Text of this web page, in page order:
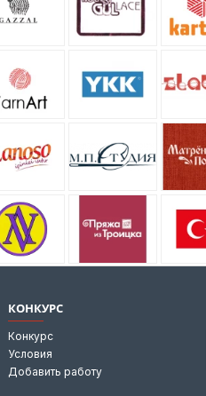
КОНКУРС
Конкурс
Условия
Добавить работу